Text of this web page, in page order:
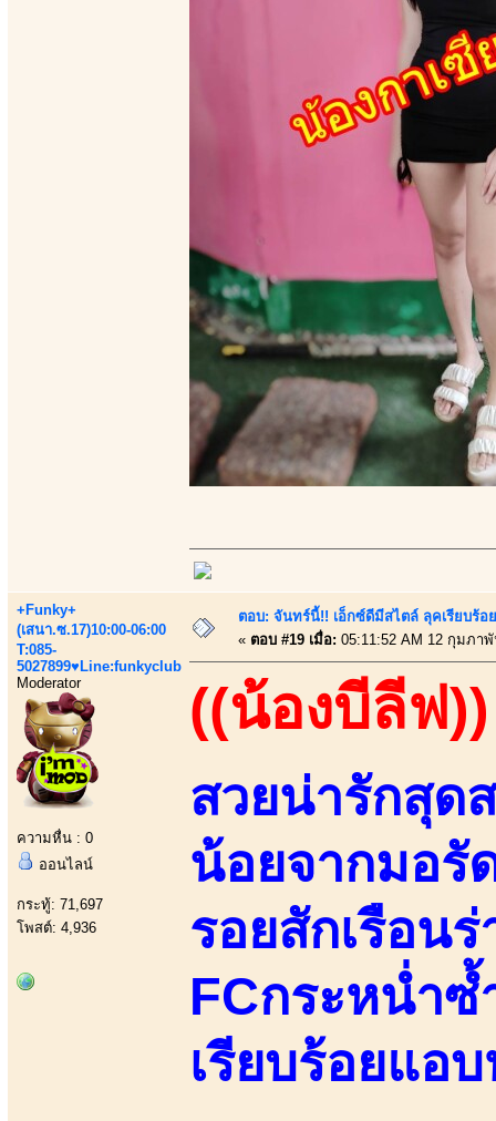
+Funky+
(เสนา.ซ.17)10:00-06:00
T:085-
5027899♥Line:funkyclub
Moderator
ความหื่น : 0
ออนไลน์
กระทู้: 71,697
โพสต์: 4,936
ตอบ: จันทร์นี้!! เอ็กซ์ดีมีสไตล์ ลุคเรียบร้
« ตอบ #19 เมื่อ: 05:11:52 AM 12 กุมภา
((น้องบีลีฟ))
สวยน่ารักสุด
น้อยจากมอรั
รอยสักเรือน
FCกระหน่ำซ้
เรียบร้อยแอ